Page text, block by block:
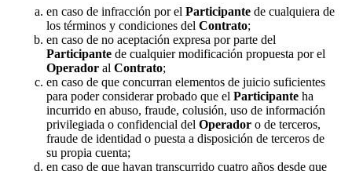
en caso de infracción por el Participantede cualquiera de
los términos y condiciones del Contrato;
en caso de no aceptación expresa por parte del
Participante de cualquier modificación propuesta por el
Operadoral Contrato;
en caso de que concurran elementos de juicio suficientes
para poder considerar probado que el Participanteha
incurrido en abuso, fraude, colusión, uso de información
privilegiada o confidencial del Operadoro de terceros,
fraude de identidad o puesta a disposición de terceros de
su propia cuenta;
en caso de que hayan transcurrido cuatro años desde que